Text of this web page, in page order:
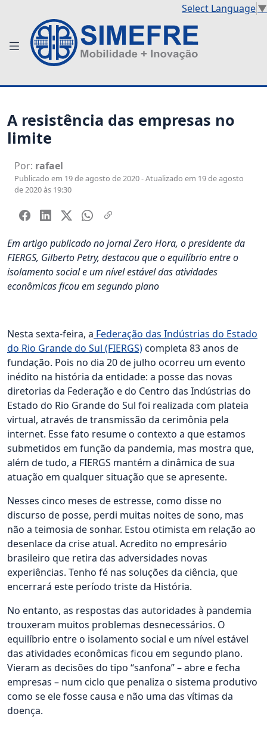
Select Language▼
A resistência das empresas no
limite
Por: rafael
Publicado em 19 de agosto de 2020 - Atualizado em 19 de agosto
de 2020 às 19:30
Em artigo publicado no jornal Zero Hora, o presidente da
FIERGS, Gilberto Petry, destacou que o equilíbrio entre o
isolamento social e um nível estável das atividades
econômicas ficou em segundo plano
Nesta sexta-feira, a Federação das Indústrias do Estado
do Rio Grande do Sul (FIERGS)completa 83 anos de
fundação. Pois no dia 20 de julho ocorreu um evento
inédito na história da entidade: a posse das novas
diretorias da Federação e do Centro das Indústrias do
Estado do Rio Grande do Sul foi realizada com plateia
virtual, através de transmissão da cerimônia pela
internet. Esse fato resume o contexto a que estamos
submetidos em função da pandemia, mas mostra que,
além de tudo, a FIERGS mantém a dinâmica de sua
atuação em qualquer situação que se apresente.
Nesses cinco meses de estresse, como disse no
discurso de posse, perdi muitas noites de sono, mas
não a teimosia de sonhar. Estou otimista em relação ao
desenlace da crise atual. Acredito no empresário
brasileiro que retira das adversidades novas
experiências. Tenho fé nas soluções da ciência, que
encerrará este período triste da História.
No entanto, as respostas das autoridades à pandemia
trouxeram muitos problemas desnecessários. O
equilíbrio entre o isolamento social e um nível estável
das atividades econômicas ficou em segundo plano.
Vieram as decisões do tipo “sanfona” – abre e fecha
empresas – num ciclo que penaliza o sistema produtivo
como se ele fosse causa e não uma das vítimas da
doença.